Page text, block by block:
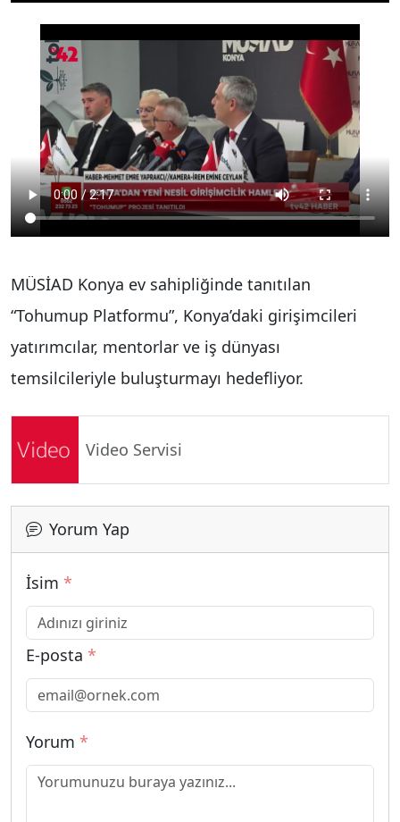
MÜSİAD Konya ev sahipliğinde tanıtılan
“Tohumup Platformu”, Konya’daki girişimcileri
yatırımcılar, mentorlar ve iş dünyası
temsilcileriyle buluşturmayı hedefliyor.
Video Servisi
Yorum Yap
İsim *
E-posta *
Yorum *